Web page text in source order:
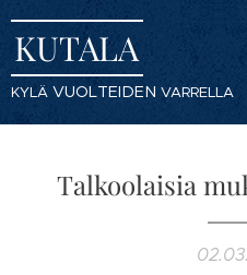
KUTALA
KYLÄ VUOLTEIDEN VARRELLA
Talkoolaisia